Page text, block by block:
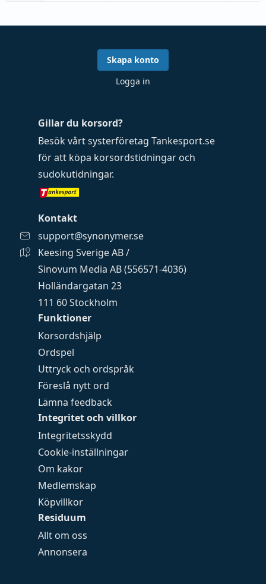
Funktioner
Korsordshjälp
Ordspel
Uttryck och ordspråk
Föreslå nytt ord
Lämna feedback
Integritet och villkor
Integritetsskydd
Cookie-inställningar
Om kakor
Medlemskap
Köpvillkor
Residuum
Allt om oss
Annonsera
Gillar du korsord?
Besök vårt systerföretag Tankesport.se
för att köpa korsordstidningar och
sudokutidningar.
Kontakt
support@synonymer.se
Keesing Sverige AB /
Sinovum Media AB (556571-4036)
Holländargatan 23
111 60 Stockholm
Skapa konto
Logga in